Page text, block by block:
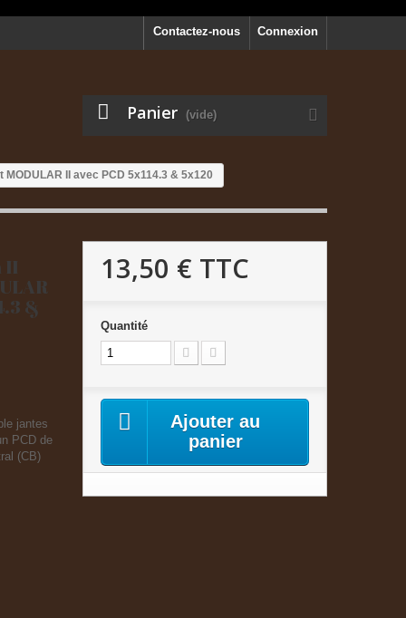
Connexion
Contactez-nous
Panier (vide)
II avec PCD 5x114.3 & 5x120
II
&
jantes
PCD de
(CB)
13,50 € TTC
Quantité
Ajouter au
panier